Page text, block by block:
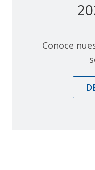
Conoce